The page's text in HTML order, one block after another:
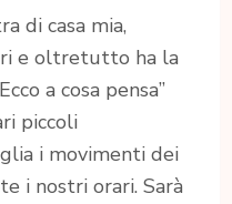
di casa mia,
e oltretutto ha la
a cosa pensa”
piccoli
i movimenti dei
i nostri orari. Sarà